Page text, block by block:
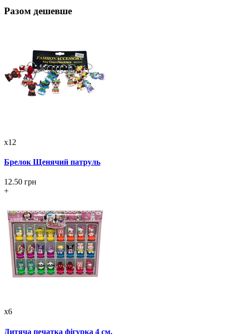
Разом дешевше
x12
Брелок Щенячий патруль
12.50 грн
+
x6
Дитяча печатка фігурка 4 см.